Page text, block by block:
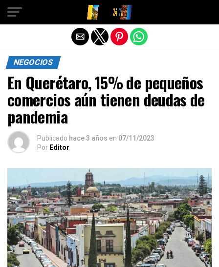
NEGOCIOS
En Querétaro, 15% de pequeños
comercios aún tienen deudas de
pandemia
Publicado hace 3 años en 07/11/2023
Por Editor
Salir de la versión móvil